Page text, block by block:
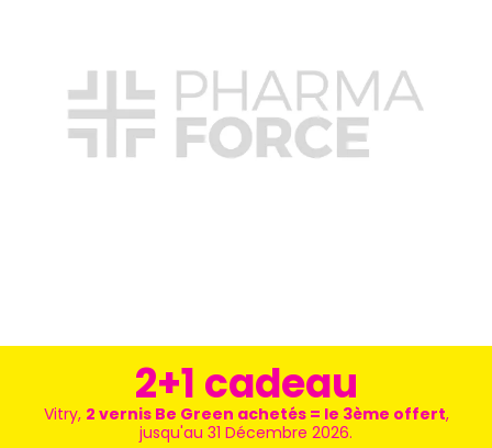
2+1 cadeau
Vitry, 2 vernis Be Green achetés = le 3ème offert,
jusqu'au 31 Décembre 2026.